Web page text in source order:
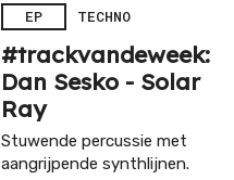
EP TECHNO
#trackvandeweek:
Dan Sesko - Solar
Ray
Stuwende percussie met
aangrijpende synthlijnen.